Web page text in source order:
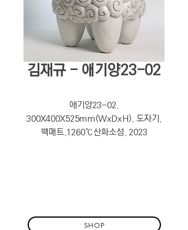
김재규 - 애기양23-02
애기양23-02,
300X400X525mm(WxDxH), 도자기,
백매트,1260℃산화소성, 2023
SHOP